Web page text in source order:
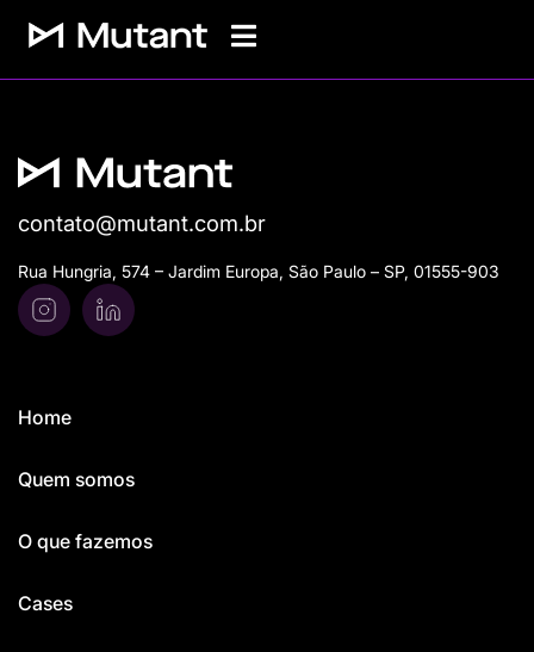
contato@mutant.com.br
Rua Hungria, 574 – Jardim Europa, São Paulo – SP, 01555-903
Home
Quem somos
O que fazemos
Cases